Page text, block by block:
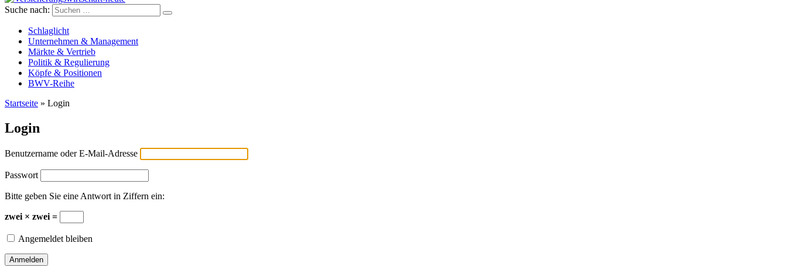
Versicherungswirtschaft-heute
Suche nach:
Schlaglicht
Unternehmen & Management
Märkte & Vertrieb
Politik & Regulierung
Köpfe & Positionen
BWV-Reihe
Startseite » Login
Login
Benutzername oder E-Mail-Adresse
Passwort
Bitte geben Sie eine Antwort in Ziffern ein:
zwei × zwei =
Angemeldet bleiben